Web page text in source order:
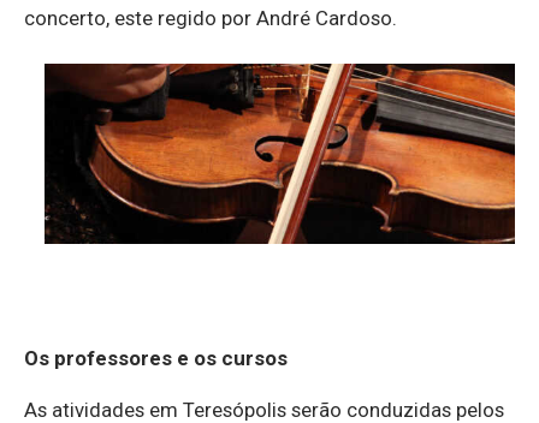
concerto, este regido por André Cardoso.
Os professores e os cursos
As atividades em Teresópolis serão conduzidas pelos